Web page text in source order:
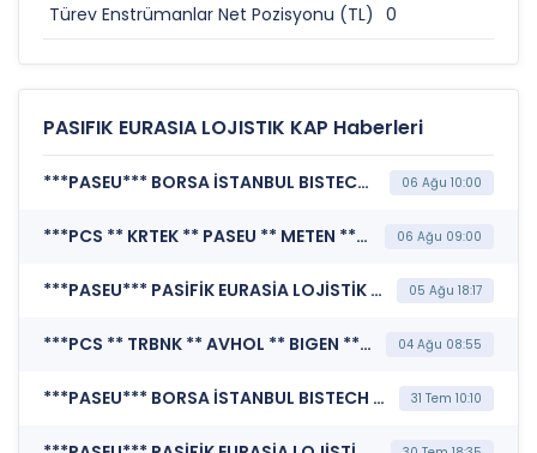
Türev Enstrümanlar Net Pozisyonu (TL) 0
PASIFIK EURASIA LOJISTIK KAP Haberleri
***PASEU*** BORSA İSTANBUL BISTECH DEVRE KESİCİ UYGULAMASI (Pay Bazında Devre Kesici Bildirimi) 06 Ağu 10:00
***PCS ** KRTEK ** PASEU ** METEN ** EBEBK ** TKFEN ** AVHOL ** KTLEV ** PHE ** SEKFK ** PKZ*** KAMUYU AYDINLATMA PLATFORMU (Kamuyu Aydınlatma Platformu Duyurusu) 06 Ağu 09:00
***PASEU*** PASİFİK EURASİA LOJİSTİK DIŞ TİCARET A.Ş. (Olağan Dışı Fiyat ve Miktar Hareketleri) 05 Ağu 18:17
***PCS ** TRBNK ** AVHOL ** BIGEN ** FORMT ** KRTEK ** PASEU ** PRY ** TAE ** KATMR ** KTLEV ** BRKSN ** PKZ*** KAMUYU AYDINLATMA PLATFORMU (Kamuyu Aydınlatma Platformu Duyurusu) 04 Ağu 08:55
***PASEU*** BORSA İSTANBUL BISTECH DEVRE KESİCİ UYGULAMASI (Pay Bazında Devre Kesici Bildirimi) 31 Tem 10:10